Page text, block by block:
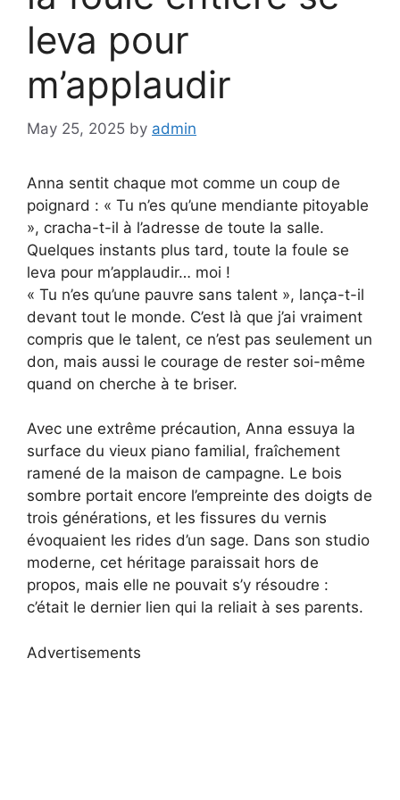
leva pour
m’applaudir
May 25, 2025 by admin
Anna sentit chaque mot comme un coup de
poignard : « Tu n’es qu’une mendiante pitoyable
», cracha-t-il à l’adresse de toute la salle.
Quelques instants plus tard, toute la foule se
leva pour m’applaudir… moi !
« Tu n’es qu’une pauvre sans talent », lança-t-il
devant tout le monde. C’est là que j’ai vraiment
compris que le talent, ce n’est pas seulement un
don, mais aussi le courage de rester soi-même
quand on cherche à te briser.
Avec une extrême précaution, Anna essuya la
surface du vieux piano familial, fraîchement
ramené de la maison de campagne. Le bois
sombre portait encore l’empreinte des doigts de
trois générations, et les fissures du vernis
évoquaient les rides d’un sage. Dans son studio
moderne, cet héritage paraissait hors de
propos, mais elle ne pouvait s’y résoudre :
c’était le dernier lien qui la reliait à ses parents.
Advertisements